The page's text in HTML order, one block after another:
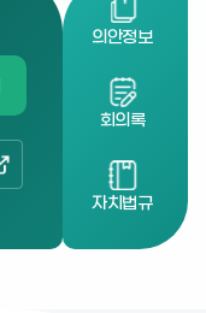
의안정보
회의록
자치법규